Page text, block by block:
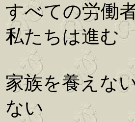
すべての労働
私たちは進む
家族を養えな
ない